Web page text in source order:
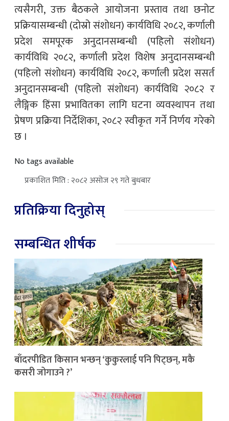
त्यसैगरी, उक्त बैठकले आयोजना प्रस्ताव तथा छनोट
प्रक्रियासम्बन्धी (दोस्रो संशोधन) कार्यविधि २०८२, कर्णाली
प्रदेश समपूरक अनुदानसम्बन्धी (पहिलो संशोधन)
कार्यविधि २०८२, कर्णाली प्रदेश विशेष अनुदानसम्बन्धी
(पहिलो संशोधन) कार्यविधि २०८२, कर्णाली प्रदेश ससर्त
अनुदानसम्बन्धी (पहिलो संशोधन) कार्यविधि २०८२ र
लैङ्गिक हिंसा प्रभावितका लागि घटना व्यवस्थापन तथा
प्रेषण प्रक्रिया निर्देशिका, २०८२ स्वीकृत गर्ने निर्णय गरेको
छ ।
No tags available
प्रकाशित मिति : २०८२ असोज २९ गते बुधबार
प्रतिक्रिया दिनुहोस्
सम्बन्धित शीर्षक
बाँदरपीडित किसान भन्छन् ‘कुकुरलाई पनि पिट्छन्, मकै
कसरी जोगाउने ?’